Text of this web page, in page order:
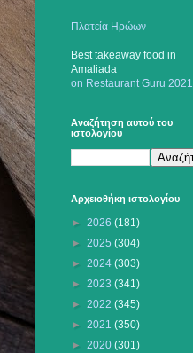
Πλατεία Ηρώων
Best takeaway food in
Amaliada
on Restaurant Guru 2021
Αναζήτηση αυτού του
ιστολογίου
Αρχειοθήκη ιστολογίου
► 2026 (181)
► 2025 (304)
► 2024 (303)
► 2023 (341)
► 2022 (345)
► 2021 (350)
► 2020 (301)